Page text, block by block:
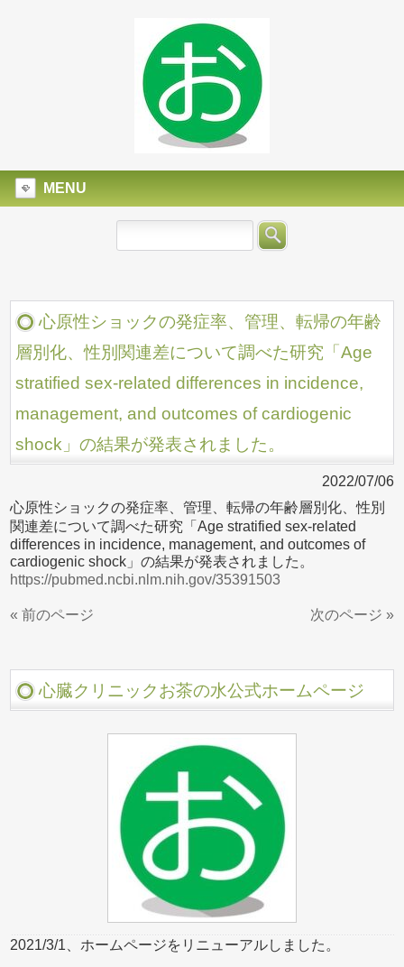
MENU
心原性ショックの発症率、管理、転帰の年齢
層別化、性別関連差について調べた研究「Age
stratified sex-related differences in incidence,
management, and outcomes of cardiogenic
shock」の結果が発表されました。
2022/07/06
心原性ショックの発症率、管理、転帰の年齢層別化、性別
関連差について調べた研究「Age stratified sex-related
differences in incidence, management, and outcomes of
cardiogenic shock」の結果が発表されました。
https://pubmed.ncbi.nlm.nih.gov/35391503
« 前のページ 次のページ »
心臓クリニックお茶の水公式ホームページ
2021/3/1、ホームページをリニューアルしました。